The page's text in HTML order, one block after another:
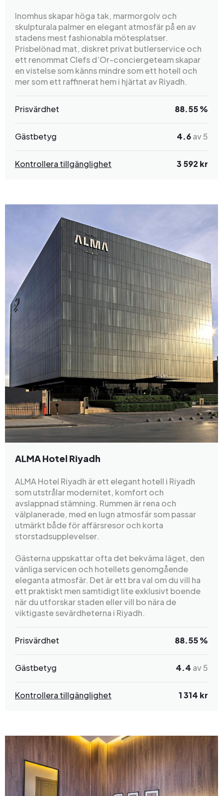
Inomhus skapar höga tak, marmorgolv och
skulpturala palmer en elegant atmosfär på en av
stadens mest fashionabla mötesplatser.
Prisbelönad mat, diskret privat butlerservice och
ett renommat Clefs d’Or-conciergeteam skapar
en vistelse som känns mindre som ett hotell och
mer som ett raffinerat hem i hjärtat av Riyadh.
Prisvärdhet 88.55 %
Gästbetyg 4.6av 5
Kontrollera tillgänglighet 3 592 kr
ALMA Hotel Riyadh
ALMA Hotel Riyadh är ett elegant hotell i Riyadh
som utstrålar modernitet, komfort och
avslappnad stämning. Rummen är rena och
välplanerade, med en lugn atmosfär som passar
utmärkt både för affärsresor och korta
storstadsupplevelser.
Gästerna uppskattar ofta det bekväma läget, den
vänliga servicen och hotellets genomgående
eleganta atmosfär. Det är ett bra val om du vill ha
ett praktiskt men samtidigt lite exklusivt boende
när du utforskar staden eller vill bo nära de
viktigaste sevärdheterna i Riyadh.
Prisvärdhet 88.55 %
Gästbetyg 4.4 av 5
Kontrollera tillgänglighet 1 314 kr